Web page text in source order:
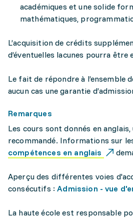
académiques et une solide
mathématiques,
L’acquisition de crédits
d’éventuelles lacunes pourra être
Le fait de répondre à l’ensemble
aucun cas une garantie
Remarques
Les cours sont donnés en anglais,
recommandé. Informations sur
compétences en anglais
Aperçu des différentes voies
consécutifs :Admission - vue
La haute école est responsable